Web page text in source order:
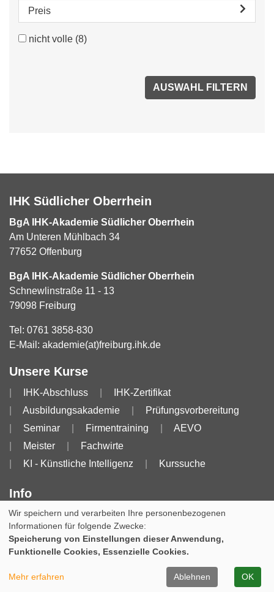
Preis
nicht volle (8)
IHK Südlicher Oberrhein
BgA IHK-Akademie Südlicher Oberrhein
Am Unteren Mühlbach 34
77652 Offenburg
BgA IHK-Akademie Südlicher Oberrhein
Schnewlinstraße 11 - 13
79098 Freiburg
Tel: 0761 3858-830
E-Mail: akademie(at)freiburg.ihk.de
Unsere Kurse
IHK-Abschluss
IHK-Zertifikat
Ausbildungsakademie
Prüfungsvorbereitung
Seminar
Firmentraining
AEVO
Meister
Fachwirte
KI - Künstliche Intelligenz
Kurssuche
Info
Impressum AGB
AGB für Dozierende
Datenschutzerklärung
Widerruf
Wir speichern und verarbeiten Ihre personenbezogenen
Informationen für folgende Zwecke:
Speicherung von Einstellungen dieser Anwendung,
Funktionelle Cookies, Essenzielle Cookies.
Mehr erfahren Ablehnen OK